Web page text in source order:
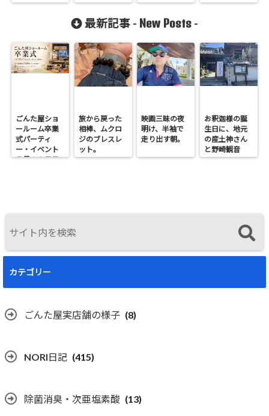
最新記事 - New Posts -
ごんた屋ショ
ールーム卒業
式パーティ
ー・イベント
７月１９日日
旅から戻った
相棒、ムクロ
ジのブレスレ
ット。
映画三昧の夜
明け、半袖で
走り出す朝。
お釈迦様の誕
生日に、地元
の産土神さん
と野崎観音
へ。
カテゴリー
ごんた屋実店舗の様子 (8)
NORI日記 (415)
除菌消臭・次亜塩素酸 (13)